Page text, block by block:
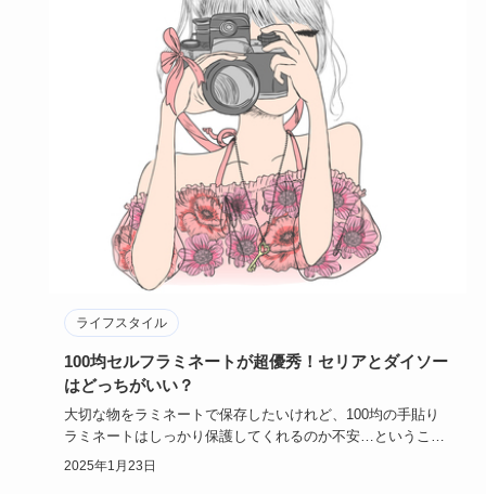
ライフスタイル
100均セルフラミネートが超優秀！セリアとダイソー
はどっちがいい？
大切な物をラミネートで保存したいけれど、100均の手貼り
ラミネートはしっかり保護してくれるのか不安…ということ
はありません…
2025年1月23日